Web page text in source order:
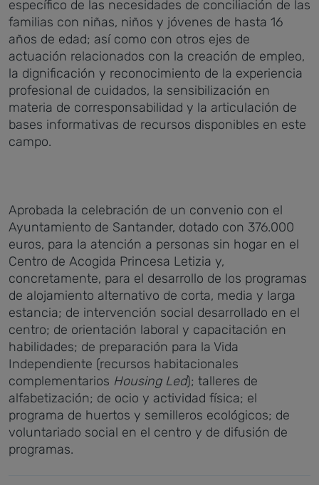
específico de las necesidades de conciliación de las
familias con niñas, niños y jóvenes de hasta 16
años de edad; así como con otros ejes de
actuación relacionados con la creación de empleo,
la dignificación y reconocimiento de la experiencia
profesional de cuidados, la sensibilización en
materia de corresponsabilidad y la articulación de
bases informativas de recursos disponibles en este
campo.
Aprobada la celebración de un convenio con el
Ayuntamiento de Santander, dotado con 376.000
euros, para la atención a personas sin hogar en el
Centro de Acogida Princesa Letizia y,
concretamente, para el desarrollo de los programas
de alojamiento alternativo de corta, media y larga
estancia; de intervención social desarrollado en el
centro; de orientación laboral y capacitación en
habilidades; de preparación para la Vida
Independiente (recursos habitacionales
complementarios Housing Led); talleres de
alfabetización; de ocio y actividad física; el
programa de huertos y semilleros ecológicos; de
voluntariado social en el centro y de difusión de
programas.